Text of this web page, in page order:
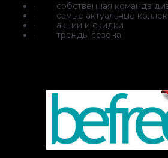
· собственная команда
· самые актуальные
· акции и скидки
· тренды сезона